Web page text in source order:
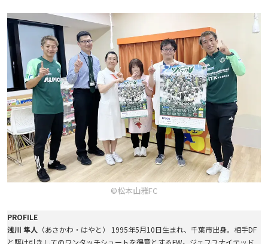
©松本山雅FC
PROFILE
浅川 隼人 （あさかわ・はやと） 1995年5月10日生まれ、千葉市出身。相手DF
と駆け引きしてのワンタッチシュートを得意とするFW。ジェフユナイテッド